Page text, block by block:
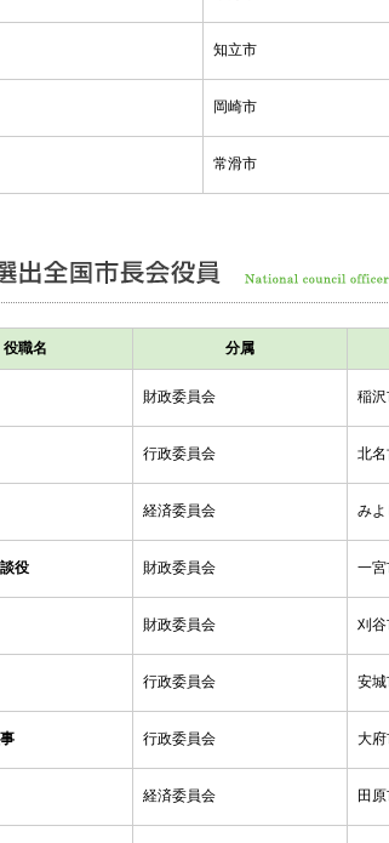
知立市
岡崎市
常滑市
役職名 分属
財政委員会 稲
行政委員会 北
経済委員会 み
役 財政委員会 一
財政委員会 刈
行政委員会 安
行政委員会 大
経済委員会 田